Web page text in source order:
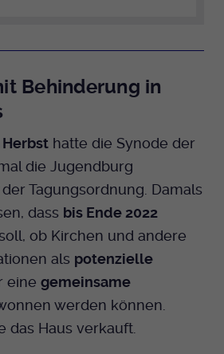
Behinderung in
hatte die Synode der
die Jugendburg
Tagungsordnung. Damals
dass bis Ende 2022
ob Kirchen und andere
als potenzielle
eine gemeinsame
werden können.
das Haus verkauft.